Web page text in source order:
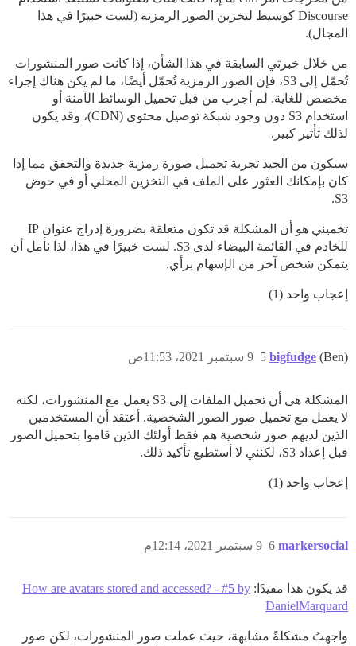
Discourse كوسيط لتخزين الصور الرمزية (لست خبيرًا في هذا
المجال).
من خلال خبرتي السابقة في هذا الشأن، إذا كانت صور المنشورات
تُحمّل إلى S3، فإن الصور الرمزية تُحمّل أيضًا، ما لم يكن هناك إجراء
مخصص للغاية. لم أجرب من قبل تحميل الوسائط الآمنة أو
استخدام S3 دون وجود شبكة توصيل محتوى (CDN)، وقد يكون
لذلك تأثير كبير.
سيكون من الجيد تجربة تحميل صورة رمزية جديدة والتحقق مما إذا
كان بإمكانك العثور على الملف في التخزين المحلي أو في حوض
S3.
تخميني هو أن المشكلة قد تكون متعلقة بضرورة إدراج عنوان IP
للخادم في القائمة البيضاء لدى S3. لست خبيرًا في هذا، لذا نأمل أن
يتمكن شخص آخر من الإسهام برأي.
إعجاب واحد (1)
bigfudge (Ben) 9 سبتمبر 2021، 11:53ص 5
المشكلة هي أن تحميل الملفات إلى S3 يعمل مع المنشورات، لكنه
لا يعمل مع تحميل صور الصور الشخصية. أعتقد أن المستخدمين
الذين لديهم صور شخصية هم فقط أولئك الذين قاموا بتحميل الصور
قبل إعداد S3، لكنني لا أستطيع تأكيد ذلك.
إعجاب واحد (1)
markersocial 9 سبتمبر 2021، 12:14م 6
قد يكون هذا مفيدًا: How are avatars stored and accessed? - #5 by
DanielMarquard
واجهتُ مشكلةً مشابهة، حيث عملت صور المنشورات، لكن صور